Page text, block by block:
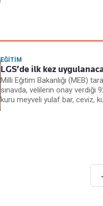
EĞITIM
LGS’de ilk kez
Milli Eğitim Bakanlığı (MEB)
sınavda, velilerin onay verdiği
kuru meyveli yulaf bar, ceviz,